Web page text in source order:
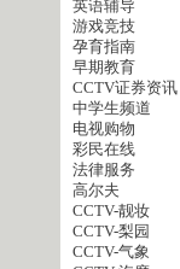
英语辅导
游戏竞技
孕育指南
早期教育
CCTV证券资讯
中学生频道
电视购物
彩民在线
法律服务
高尔夫
CCTV-靓妆
CCTV-梨园
CCTV-气象